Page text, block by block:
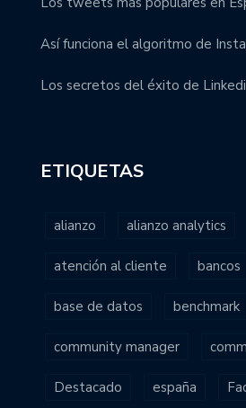
Así funciona el algoritmo de
Los secretos del éxito de
ETIQUETAS
alianzo alianzo analytics
atención al cliente bancos
base de datos benchmark
community manager
Destacado españa